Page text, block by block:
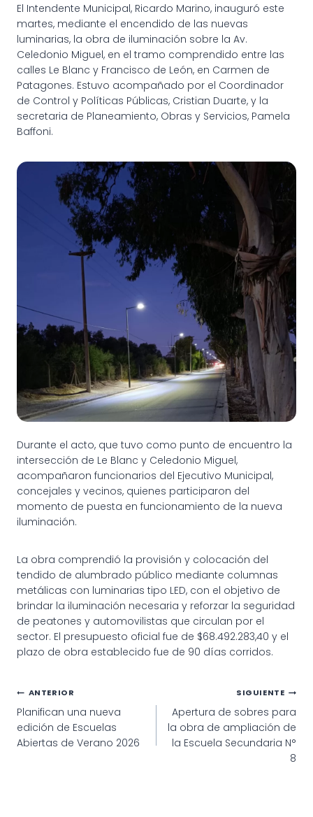
El Intendente Municipal, Ricardo Marino, inauguró este
martes, mediante el encendido de las nuevas
luminarias, la obra de iluminación sobre la Av.
Celedonio Miguel, en el tramo comprendido entre las
calles Le Blanc y Francisco de León, en Carmen de
Patagones. Estuvo acompañado por el Coordinador
de Control y Políticas Públicas, Cristian Duarte, y la
secretaria de Planeamiento, Obras y Servicios, Pamela
Baffoni.
Durante el acto, que tuvo como punto de encuentro la
intersección de Le Blanc y Celedonio Miguel,
acompañaron funcionarios del Ejecutivo Municipal,
concejales y vecinos, quienes participaron del
momento de puesta en funcionamiento de la nueva
iluminación.
La obra comprendió la provisión y colocación del
tendido de alumbrado público mediante columnas
metálicas con luminarias tipo LED, con el objetivo de
brindar la iluminación necesaria y reforzar la seguridad
de peatones y automovilistas que circulan por el
sector. El presupuesto oficial fue de $68.492.283,40 y el
plazo de obra establecido fue de 90 días corridos.
Navegación
de
entradas
ANTERIOR
Planifican una nueva
edición de Escuelas
Abiertas de Verano 2026
SIGUIENTE
Apertura de sobres para
la obra de ampliación de
la Escuela Secundaria N°
8